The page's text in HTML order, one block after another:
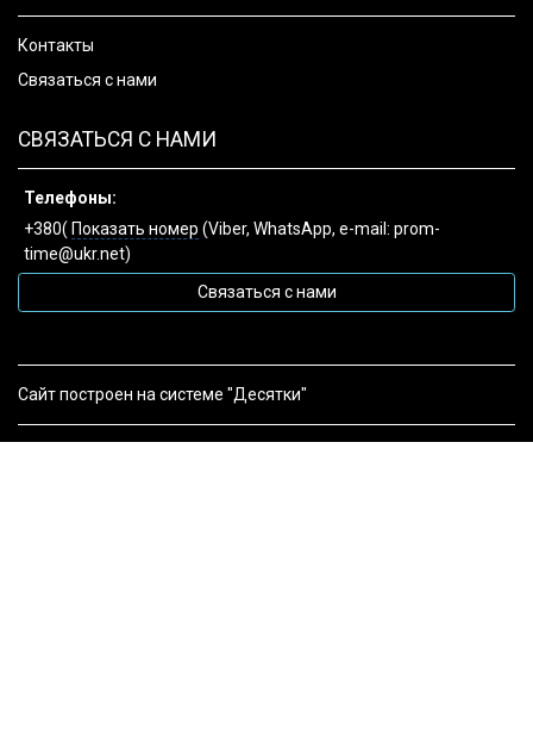
Контакты
Связаться с нами
СВЯЗАТЬСЯ С НАМИ
Телефоны:
+380( Показать номер (Viber, WhatsApp, e-mail: prom-
time@ukr.net)
Связаться с нами
Сайт построен на системе "Десятки"